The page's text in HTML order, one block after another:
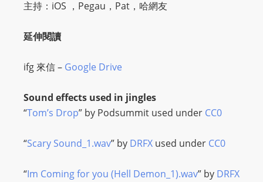
主持：iOS ，Pegau，Pat，哈網友
延伸閱讀
ifg 來信 – Google Drive
Sound effects used in jingles
“Tom’s Drop” by Podsummit used under CC0
“Scary Sound_1.wav” by DRFX used under CC0
“Im Coming for you (Hell Demon_1).wav” by DRFX